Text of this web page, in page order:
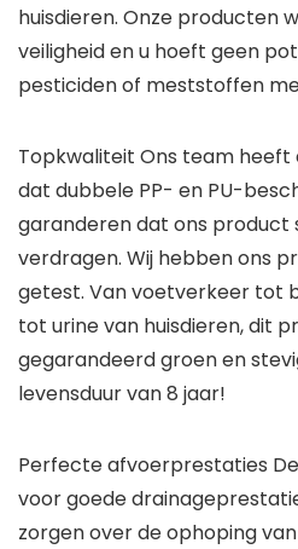
huisdieren. Onze producten
veiligheid en u hoeft geen
pesticiden of meststoffen
Topkwaliteit Ons team
dat dubbele PP- en PU-
garanderen dat ons product
verdragen. Wij hebben ons
getest. Van voetverkeer tot
tot urine van huisdieren, dit
gegarandeerd groen en
levensduur van 8 jaar!
Perfecte afvoerprestaties
voor goede
zorgen over de ophoping